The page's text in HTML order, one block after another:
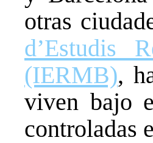
otras
d’Estudis
(IERMB),
viven bajo
controladas